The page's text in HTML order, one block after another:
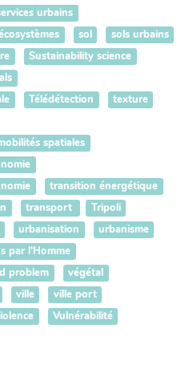
urbains
sol
sols urbains
Sustainability science
Télédétection
texture
spatiales
transition énergétique
transport
Tripoli
urbanisation
urbanisme
par l'Homme
problem
végétal
ville
ville port
Vulnérabilité